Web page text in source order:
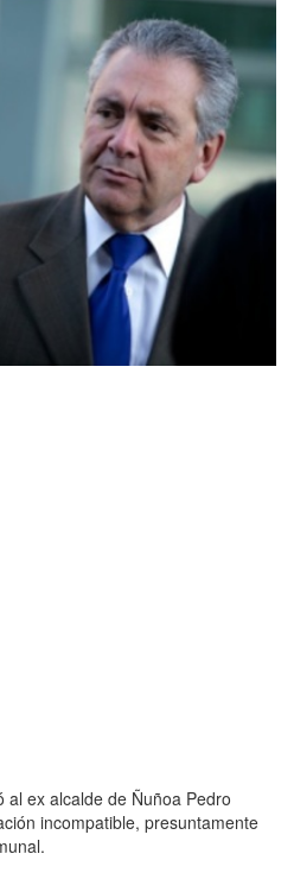
al ex alcalde de Ñuñoa Pedro
incompatible, presuntamente